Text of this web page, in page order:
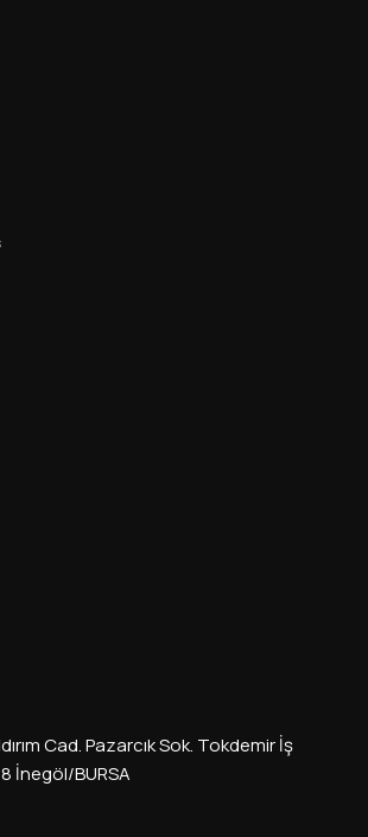
Cad. Pazarcık Sok. Tokdemir İş
İnegöl/BURSA